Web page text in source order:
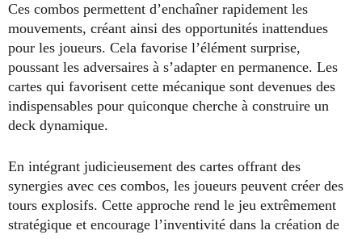
Ces combos permettent d’enchaîner rapidement les
mouvements, créant ainsi des opportunités inattendues
pour les joueurs. Cela favorise l’élément surprise,
poussant les adversaires à s’adapter en permanence. Les
cartes qui favorisent cette mécanique sont devenues des
indispensables pour quiconque cherche à construire un
deck dynamique.
En intégrant judicieusement des cartes offrant des
synergies avec ces combos, les joueurs peuvent créer des
tours explosifs. Cette approche rend le jeu extrêmement
stratégique et encourage l’inventivité dans la création de